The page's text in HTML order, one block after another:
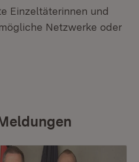
Einzeltäterinnen und
Netzwerke oder